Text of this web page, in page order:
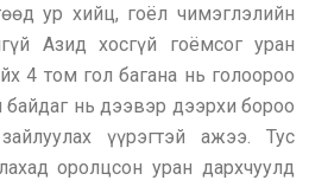
ур хийц, гоёл чимэглэлийн
Азид хосгүй гоёмсог уран
4 том гол багана нь голоороо
байдаг нь дээвэр дээрхи бороо
үүрэгтэй ажээ. Тус
оролцсон уран дархчуулд